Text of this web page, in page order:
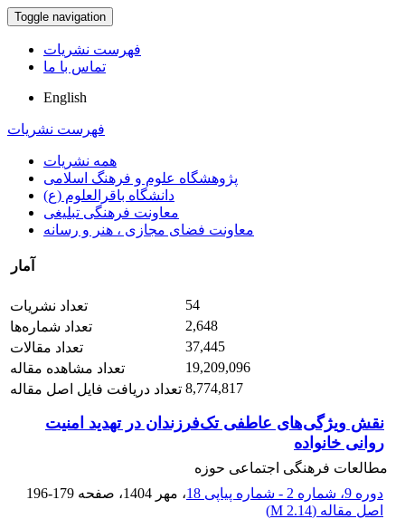
Toggle navigation
فهرست نشریات
تماس با ما
English
فهرست نشریات
همه نشریات
پژوهشگاه علوم و فرهنگ اسلامی
دانشگاه باقرالعلوم (ع)
معاونت فرهنگی تبلیغی
معاونت فضای مجازی ، هنر و رسانه
آمار
تعداد نشریات
54
تعداد شماره‌ها
2,648
تعداد مقالات
37,445
تعداد مشاهده مقاله
19,209,096
تعداد دریافت فایل اصل مقاله 8,774,817
نقش ویژگی‌‌های عاطفی تک‌فرزندان در تهدید امنیت
روانی خانواده
مطالعات فرهنگی اجتماعی حوزه
دوره 9، شماره 2 - شماره پیاپی 18
، مهر 1404 ، صفحه 196-179
اصل مقاله (2.14 M
)